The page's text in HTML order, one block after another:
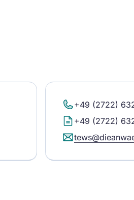
+49 (2722)
+49 (2722)